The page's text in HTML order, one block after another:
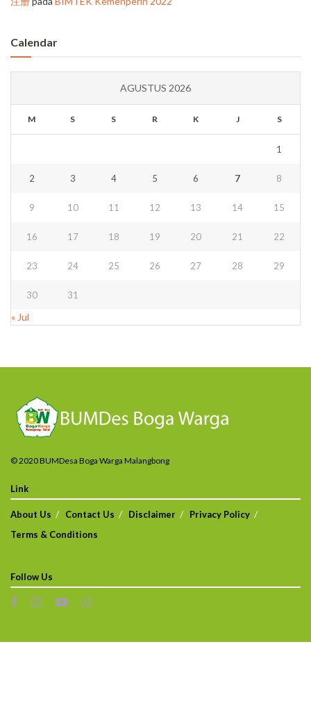
Calendar
AGUSTUS 2026
M S S R K J S
1
2 3 4 5 6 7 8
9 10 11 12 13 14 15
16 17 18 19 20 21 22
23 24 25 26 27 28 29
30 31
« Jul
© 2020 BUMDesa Boga Warga Malangbong
Link
About Us Contact Us Disclaimer
Privacy Policy
Terms & Conditions
Follow Us